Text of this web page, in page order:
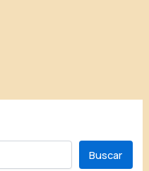
Buscar